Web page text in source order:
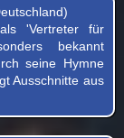
'Vertreter für
bekannt
seine Hymne
Ausschnitte aus